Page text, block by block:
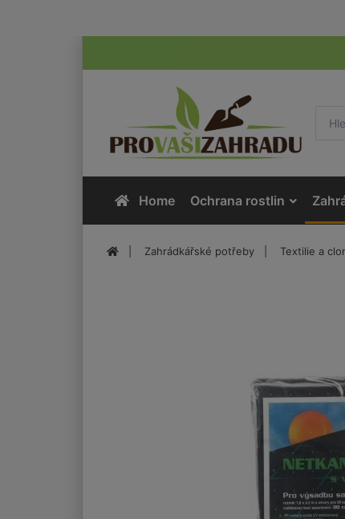
Home Ochrana rostlin
Zahrádkářské potřeby Textilie a